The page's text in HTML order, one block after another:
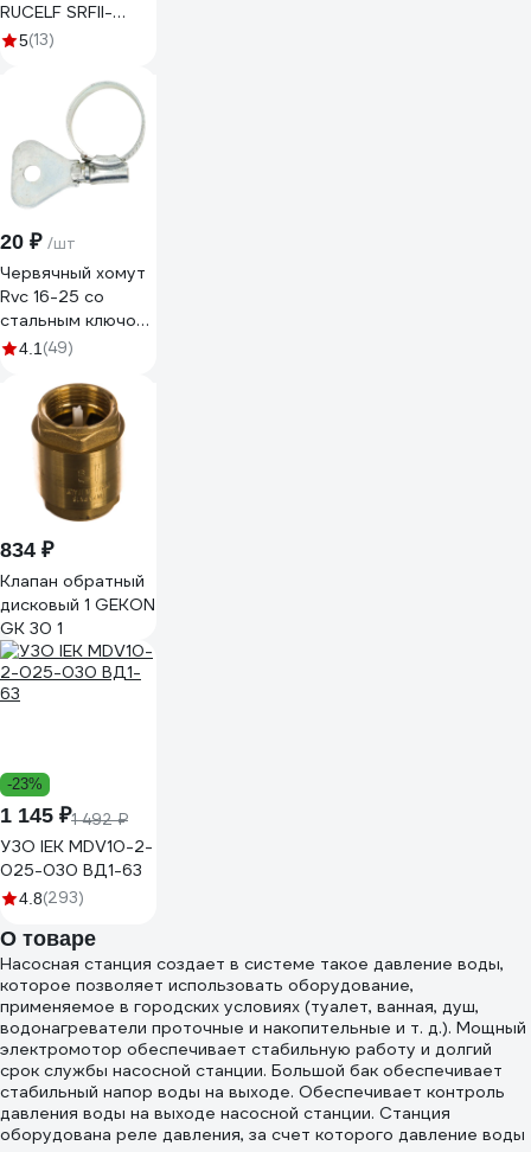
RUCELF SRFII-
10000-L
5(13)
20 ₽ /шт
Червячный хомут
Rvc 16-25 со
стальным ключом
16355
4.1 (49)
834 ₽
Клапан обратный
дисковый 1 GEKON
GK 30 1
-23%
1 145 ₽1 492 ₽
УЗО IEK MDV10-2-
025-030 ВД1-63
4.8(293)
О товаре
Насосная станция создает в системе такое давление воды,
которое позволяет использовать оборудование,
применяемое в городских условиях (туалет, ванная, душ,
водонагреватели проточные и накопительные и т. д.). Мощный
электромотор обеспечивает стабильную работу и долгий
срок службы насосной станции. Большой бак обеспечивает
стабильный напор воды на выходе. Обеспечивает контроль
давления воды на выходе насосной станции. Станция
оборудована реле давления, за счет которого давление воды